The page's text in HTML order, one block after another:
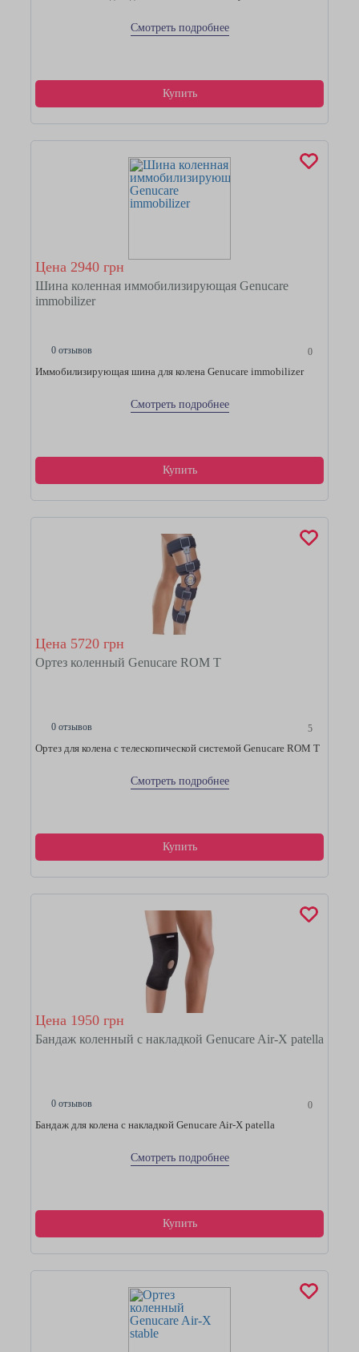
Смотреть подробнее
Купить
Цена 2940 грн
Шина коленная иммобилизирующая Genucare
immobilizer
0 отзывов 0
Иммобилизирующая шина для колена Genucare immobilizer
Смотреть подробнее
Купить
Цена 5720 грн
Ортез коленный Genucare ROM T
0 отзывов 5
Ортез для колена с телескопической системой Genucare ROM T
Смотреть подробнее
Купить
Цена 1950 грн
Бандаж коленный с накладкой Genucare Air-X patella
0 отзывов 0
Бандаж для колена с накладкой Genucare Air-X patella
Смотреть подробнее
Купить